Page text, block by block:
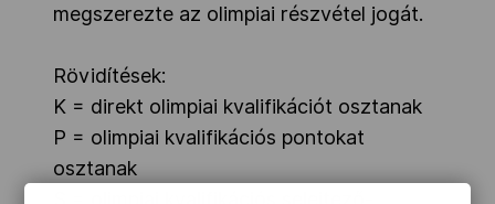
megszerezte az olimpiai részvétel jogát.
Rövidítések:
K = direkt olimpiai kvalifikációt osztanak
P = olimpiai kvalifikációs pontokat
osztanak